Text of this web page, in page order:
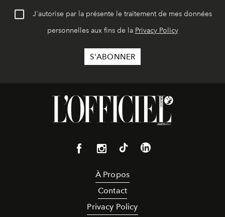
J'autorise par la présente le traitement de mes données
personnelles aux fins de la Privacy Policy
À Propos
Contact
Privacy Policy